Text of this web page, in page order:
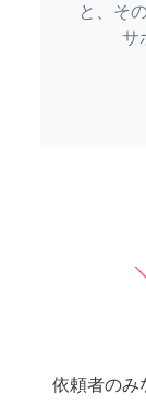
と、そ
サ
依頼者のみ